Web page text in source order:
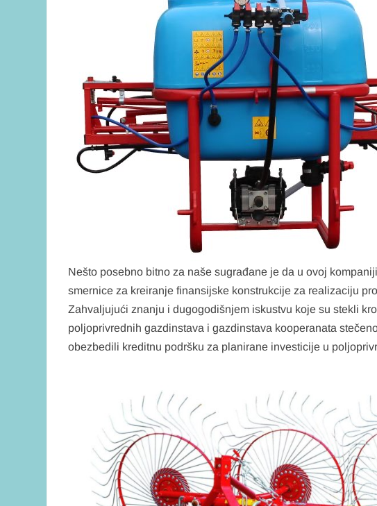
Nešto posebno bitno za naše sugrađane je da u ovoj
smernice za kreiranje finansijske konstrukcije za realizaciju
Zahvaljujući znanju i dugogodišnjem iskustvu koje su stekli
poljoprivrednih gazdinstava i gazdinstava kooperanata
obezbedili kreditnu podršku za planirane investicije u